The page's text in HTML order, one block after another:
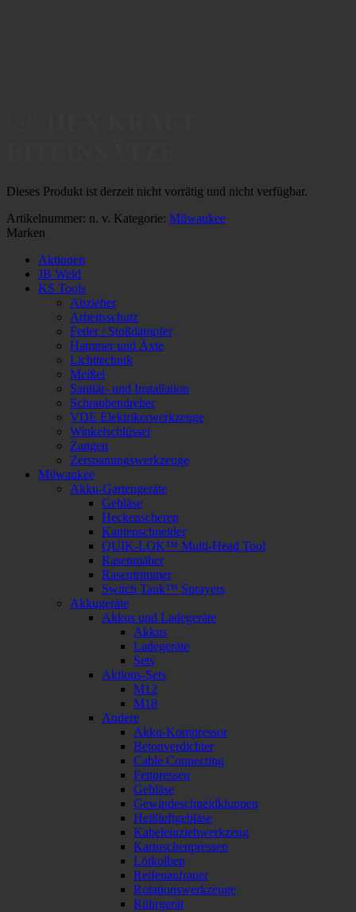
Dieses Produkt ist derzeit nicht vorrätig und nicht verfügbar.
Artikelnummer: n. v. Kategorie: Milwaukee
Marken
Aktionen
JB Weld
KS Tools
Abzieher
Arbeitsschutz
Feder / Stoßdämpfer
Hammer und Äxte
Lichttechnik
Meißel
Sanitär- und Installation
Schraubendreher
VDE Elektrikerwerkzeuge
Winkelschlüssel
Zangen
Zerspanungswerkzeuge
Milwaukee
Akku-Gartengeräte
Gebläse
Heckenscheren
Kantenschneider
QUIK-LOK™ Multi-Head Tool
Rasenmäher
Rasentrimmer
Switch Tank™ Sprayers
Akkugeräte
Akkus und Ladegeräte
Akkus
Ladegeräte
Sets
Aktions-Sets
M12
M18
Andere
Akku-Kompressor
Betonverdichter
Cable Connecting
Fettpressen
Gebläse
Gewindeschneidkluppen
Heißluftgebläse
Kabeleinziehwerkzeug
Kartuschenpressen
Lötkolben
Reifenaufrauer
Rotationswerkzeuge
Rührgerät